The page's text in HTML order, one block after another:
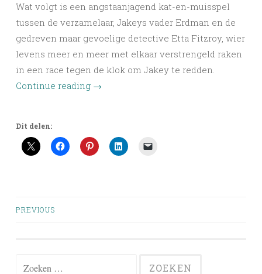
Wat volgt is een angstaanjagend kat-en-muisspel
tussen de verzamelaar, Jakeys vader Erdman en de
gedreven maar gevoelige detective Etta Fitzroy, wier
levens meer en meer met elkaar verstrengeld raken
in een race tegen de klok om Jakey te redden.
Continue reading →
Dit delen:
Posts
PREVIOUS
Zoeken